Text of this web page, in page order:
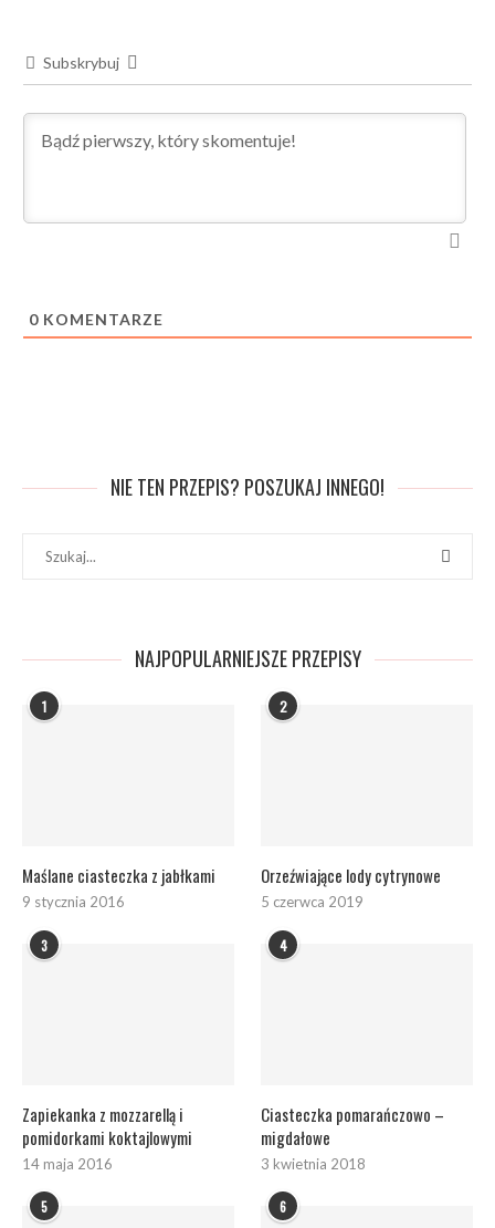
Subskrybuj
0 KOMENTARZE
NIE TEN PRZEPIS? POSZUKAJ INNEGO!
NAJPOPULARNIEJSZE PRZEPISY
1
Maślane ciasteczka z jabłkami
9 stycznia 2016
2
Orzeźwiające lody cytrynowe
5 czerwca 2019
3
Zapiekanka z mozzarellą i
pomidorkami koktajlowymi
14 maja 2016
4
Ciasteczka pomarańczowo –
migdałowe
3 kwietnia 2018
5 6